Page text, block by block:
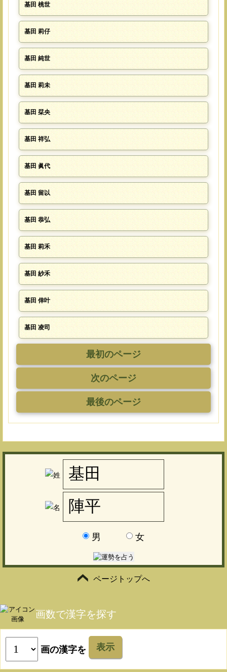
基田 桃世
基田 莉仔
基田 純世
基田 莉未
基田 栞央
基田 祥弘
基田 眞代
基田 留以
基田 恭弘
基田 莉禾
基田 紗禾
基田 倖叶
基田 凌司
最初のページ
次のページ
最後のページ
男 女
ページトップへ
画数で漢字を探す
画の漢字を 表示